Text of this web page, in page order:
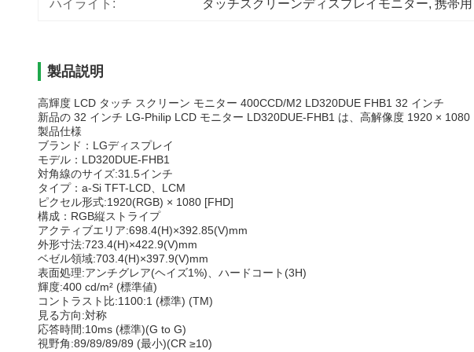
ハイライト: タッチスクリーンディスプレイモニター, 携帯
製品説明
高輝度 LCD タッチ スクリーン モニター 400CCD/M2 LD320DUE FHB1 32 インチ
新品の 32 インチ LG-Philip LCD モニター LD320DUE-FHB1 は、高解像度 1920 × 1080
製品仕様
ブランド： LGディスプレイ
モデル： LD320DUE-FHB1
対角線のサイズ:31.5インチ
タイプ： a-Si TFT-LCD、LCM
ピクセル形式:1920(RGB) × 1080 [FHD]
構成： RGB縦ストライプ
アクティブエリア:698.4(H)×392.85(V)mm
外形寸法:723.4(H)×422.9(V)mm
ベゼル領域:703.4(H)×397.9(V)mm
表面処理:アンチグレア(ヘイズ1%)、ハードコート(3H)
輝度:400 cd/m² (標準値)
コントラスト比:1100:1 (標準) (TM)
見る方向:対称
応答時間:10ms (標準)(G to G)
視野角:89/89/89/89 (最小)(CR ≥10)